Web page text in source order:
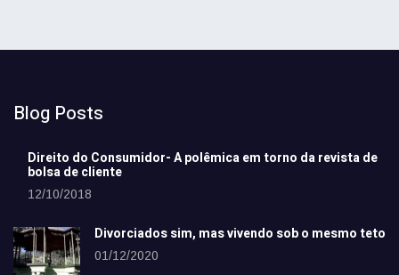
Blog Posts
Direito do Consumidor- A polêmica em torno da revista de
bolsa de cliente
12/10/2018
Divorciados sim, mas vivendo sob o mesmo teto
01/12/2020